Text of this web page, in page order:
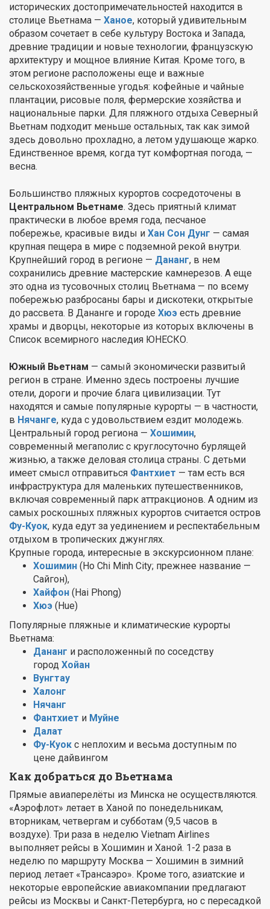
исторических достопримечательностей находится в
столице Вьетнама — Ханое, который удивительным
образом сочетает в себе культуру Востока и Запада,
древние традиции и новые технологии, французскую
архитектуру и мощное влияние Китая. Кроме того, в
этом регионе расположены еще и важные
сельскохозяйственные угодья: кофейные и чайные
плантации, рисовые поля, фермерские хозяйства и
национальные парки. Для пляжного отдыха Северный
Вьетнам подходит меньше остальных, так как зимой
здесь довольно прохладно, а летом удушающе жарко.
Единственное время, когда тут комфортная погода, —
весна.
Большинство пляжных курортов сосредоточены в
Центральном Вьетнаме. Здесь приятный климат
практически в любое время года, песчаное
побережье, красивые виды и Хан Сон Дунг — самая
крупная пещера в мире с подземной рекой внутри.
Крупнейший город в регионе — Дананг, в нем
сохранились древние мастерские камнерезов. А еще
это одна из тусовочных столиц Вьетнама — по всему
побережью разбросаны бары и дискотеки, открытые
до рассвета. В Дананге и городе Хюэ есть древние
храмы и дворцы, некоторые из которых включены в
Список всемирного наследия ЮНЕСКО.
Южный Вьетнам — самый экономически развитый
регион в стране. Именно здесь построены лучшие
отели, дороги и прочие блага цивилизации. Тут
находятся и самые популярные курорты — в частности,
в Нячанге, куда с удовольствием ездит молодежь.
Центральный город региона — Хошимин,
современный мегаполис с круглосуточно бурлящей
жизнью, а также деловая столица страны. С детьми
имеет смысл отправиться Фантхиет — там есть вся
инфраструктура для маленьких путешественников,
включая современный парк аттракционов. А одним из
самых роскошных пляжных курортов считается остров
Фу-Куок, куда едут за уединением и респектабельным
отдыхом в тропических джунглях.
Крупные города, интересные в экскурсионном плане:
Хошимин (Ho Chi Minh City; прежнее название —
Сайгон),
Хайфон (Hai Phong)
Хюэ (Hue)
Популярные пляжные и климатические курорты
Вьетнама:
Дананг и расположенный по соседству
город Хойан
Вунгтау
Халонг
Нячанг
Фантхиет и Муйне
Далат
Фу-Куок c неплохим и весьма доступным по
цене дайвингом
Как добраться до Вьетнама
Прямые авиаперелёты из Минска не осуществляются.
«Аэрофлот» летает в Ханой по понедельникам,
вторникам, четвергам и субботам (9,5 часов в
воздухе). Три раза в неделю Vietnam Airlines
выполняет рейсы в Хошимин и Ханой. 1-2 раза в
неделю по маршруту Москва — Хошимин в зимний
период летает «Трансаэро». Кроме того, азиатские и
некоторые европейские авиакомпании предлагают
рейсы из Москвы и Санкт-Петербурга, но с пересадкой